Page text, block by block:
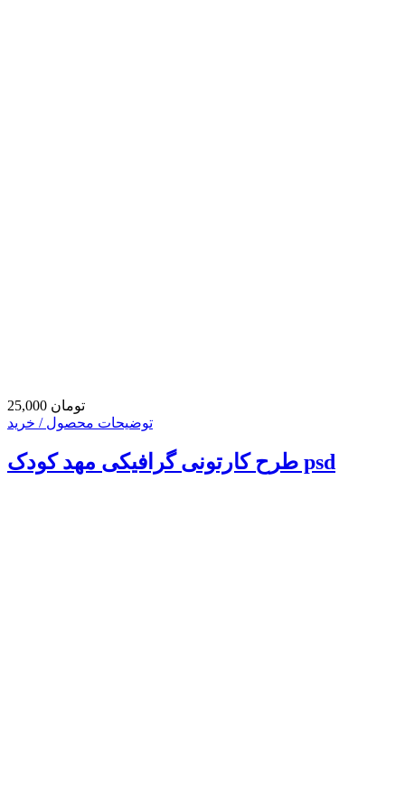
25,000 تومان
توضیحات محصول / خرید
طرح کارتونی گرافیکی مهد کودک psd